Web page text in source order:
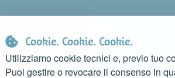
Cookie. Cookie. Cookie.
Utilizziamo cookie tecnici e, previo tuo
Puoi gestire o revocare il consenso in
SHOPPING
EVENTI
NEWS